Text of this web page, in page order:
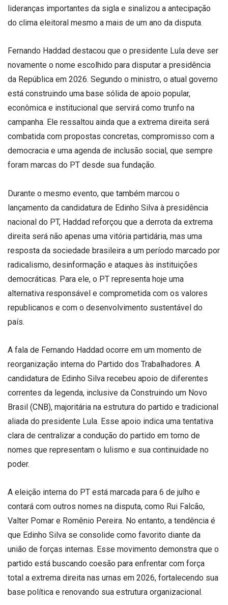
lideranças importantes da sigla e sinalizou a antecipação
do clima eleitoral mesmo a mais de um ano da disputa.
Fernando Haddad destacou que o presidente Lula deve ser
novamente o nome escolhido para disputar a presidência
da República em 2026. Segundo o ministro, o atual governo
está construindo uma base sólida de apoio popular,
econômica e institucional que servirá como trunfo na
campanha. Ele ressaltou ainda que a extrema direita será
combatida com propostas concretas, compromisso com a
democracia e uma agenda de inclusão social, que sempre
foram marcas do PT desde sua fundação.
Durante o mesmo evento, que também marcou o
lançamento da candidatura de Edinho Silva à presidência
nacional do PT, Haddad reforçou que a derrota da extrema
direita será não apenas uma vitória partidária, mas uma
resposta da sociedade brasileira a um período marcado por
radicalismo, desinformação e ataques às instituições
democráticas. Para ele, o PT representa hoje uma
alternativa responsável e comprometida com os valores
republicanos e com o desenvolvimento sustentável do
país.
A fala de Fernando Haddad ocorre em um momento de
reorganização interna do Partido dos Trabalhadores. A
candidatura de Edinho Silva recebeu apoio de diferentes
correntes da legenda, inclusive da Construindo um Novo
Brasil (CNB), majoritária na estrutura do partido e tradicional
aliada do presidente Lula. Esse apoio indica uma tentativa
clara de centralizar a condução do partido em torno de
nomes que representam o lulismo e sua continuidade no
poder.
A eleição interna do PT está marcada para 6 de julho e
contará com outros nomes na disputa, como Rui Falcão,
Valter Pomar e Romênio Pereira. No entanto, a tendência é
que Edinho Silva se consolide como favorito diante da
união de forças internas. Esse movimento demonstra que o
partido está buscando coesão para enfrentar com força
total a extrema direita nas urnas em 2026, fortalecendo sua
base política e renovando sua estrutura organizacional.